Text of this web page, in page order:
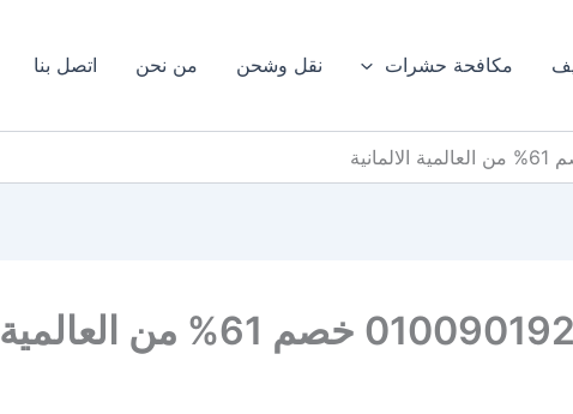
مكافحة حشرات نقل وشحن من نحن اتصل بنا
شركة مكافحة حشرات في السلامونية 01009019245 خصم 61% من العالمية